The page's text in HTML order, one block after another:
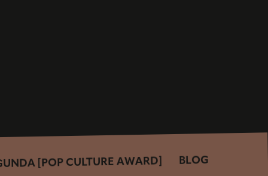
[POP CULTURE AWARD] BLOG